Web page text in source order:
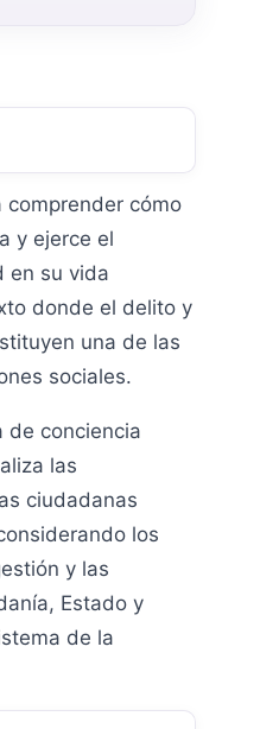
comprender cómo
y ejerce el
en su vida
donde el delito y
una de las
sociales.
de conciencia
las
ciudadanas
los
y las
Estado y
de la